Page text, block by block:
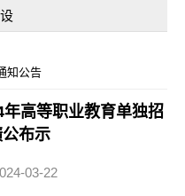
知公告
高等职业教育单独招
布示
03-22